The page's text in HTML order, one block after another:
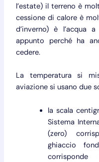
l’estate) il terreno è
cessione di calore è
d’inverno) è l’acqua
appunto perché ha
cedere.
La temperatura si
aviazione si usano due
la scala
Sistema
(zero)
ghiaccio
corrisponde